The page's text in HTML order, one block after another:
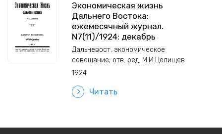
Экономическая жизнь
Дальнего Востока:
ежемесячный журнал.
N7(11)/1924: декабрь
Дальневост. экономическое
совещание; отв. ред. М.И.Целищев
1924
Читать